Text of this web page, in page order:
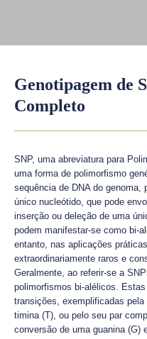
Genotipagem de
Completo
SNP, uma abreviatura para
uma forma de polimorfismo
sequência de DNA do genoma,
único nucleótido, que pode
inserção ou deleção de uma
podem manifestar-se como bi-
entanto, nas aplicações
extraordinariamente raros e
Geralmente, ao referir-se a
polimorfismos bi-alélicos.
transições, exemplificadas
timina (T), ou pelo seu par
conversão de uma guanina (G)